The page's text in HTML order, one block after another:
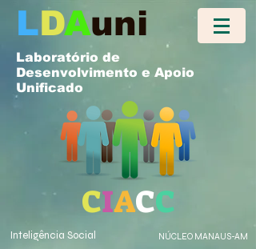
LDAuni
Laboratório de
Desenvolvimento e Apoio
Unificado
CIACC
Inteligência Social NÚCLEO MANAUS-AM